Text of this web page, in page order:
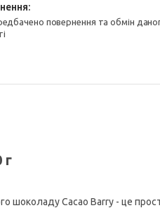
г
шоколаду Cacao Barry - це